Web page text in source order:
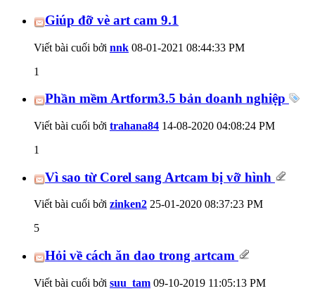
Giúp đỡ vè art cam 9.1
Viết bài cuối bởi nnk 08-01-2021 08:44:33 PM
1
Phần mềm Artform3.5 bản doanh nghiệp
Viết bài cuối bởi trahana84 14-08-2020 04:08:24 PM
1
Vì sao từ Corel sang Artcam bị vỡ hình
Viết bài cuối bởi zinken2 25-01-2020 08:37:23 PM
5
Hỏi về cách ăn dao trong artcam
Viết bài cuối bởi suu_tam 09-10-2019 11:05:13 PM